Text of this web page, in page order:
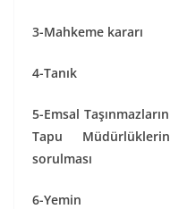
3-Mahkeme kararı
4-Tanık
5-Emsal
Tapu
sorulması
6-Yemin